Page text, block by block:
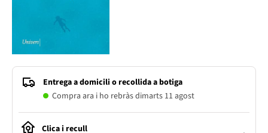
Entrega a domicili o recollida a botiga
Compra ara i ho rebràs dimarts 11 agost
Clica i recull